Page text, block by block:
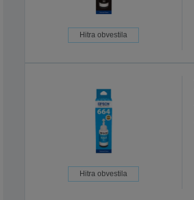
Hitra obvestila
Hitra obvestila